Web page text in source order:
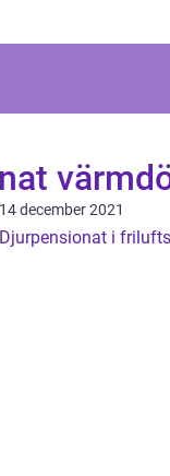
14 december 2021
Djurpensionat i